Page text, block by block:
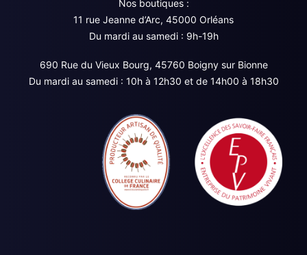
Nos boutiques :
11 rue Jeanne d’Arc, 45000 Orléans
Du mardi au samedi : 9h-19h
690 Rue du Vieux Bourg, 45760 Boigny sur Bionne
Du mardi au samedi : 10h à 12h30 et de 14h00 à 18h30